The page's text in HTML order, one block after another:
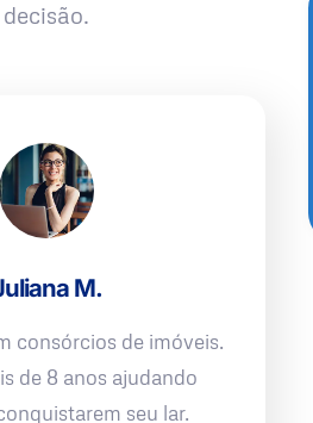
decisão.
M.
consórcios de imóveis.
de 8 anos ajudando
seu lar.